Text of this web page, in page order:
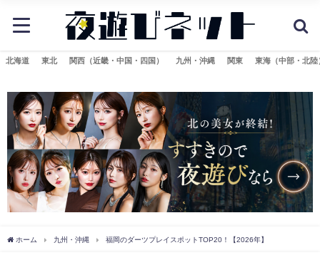
北海道 東北 関西（近畿・中国・四国） 九州・沖縄 関東 東海（中部・北陸
ホーム 九州・沖縄 福岡のダーツプレイスポットTOP20！【2026年】